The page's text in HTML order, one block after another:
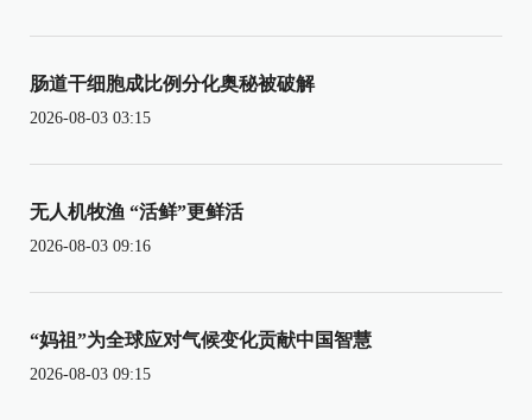
肠道干细胞成比例分化奥秘被破解
2026-08-03 03:15
无人机牧渔 “活鲜”更鲜活
2026-08-03 09:16
“妈祖”为全球应对气候变化贡献中国智慧
2026-08-03 09:15